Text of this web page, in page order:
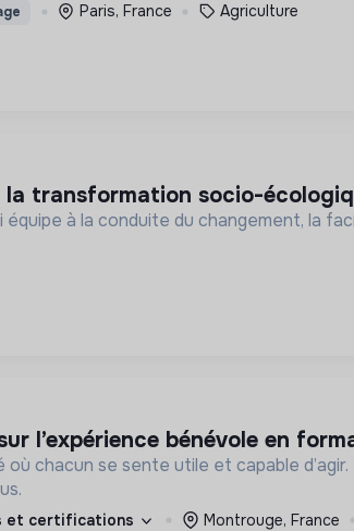
Paris, France Agriculture
la transformation socio-
à la conduite du changement, la
l’expérience bénévole en
chacun se sente utile et capable
et certifications Montrouge, France